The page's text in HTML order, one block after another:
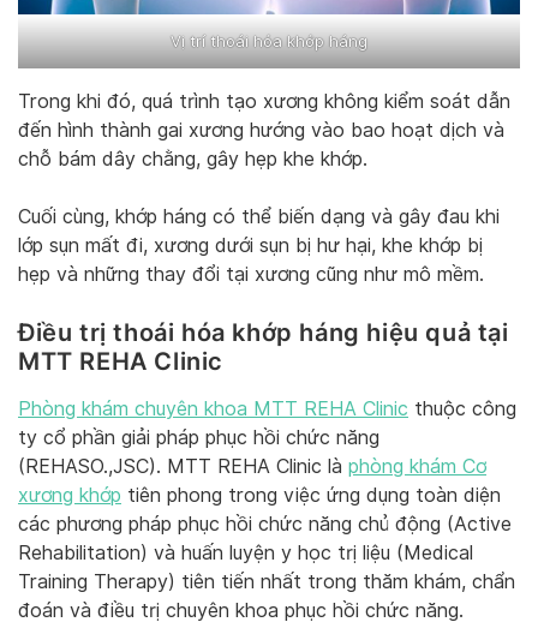
Vị trí thoái hóa khớp háng
Trong khi đó, quá trình tạo xương không kiểm soát dẫn
đến hình thành gai xương hướng vào bao hoạt dịch và
chỗ bám dây chằng, gây hẹp khe khớp.
Cuối cùng, khớp háng có thể biến dạng và gây đau khi
lớp sụn mất đi, xương dưới sụn bị hư hại, khe khớp bị
hẹp và những thay đổi tại xương cũng như mô mềm.
Điều trị thoái hóa khớp háng hiệu quả tại
MTT REHA Clinic
Phòng khám chuyên khoa MTT REHA Clinic thuộc công
ty cổ phần giải pháp phục hồi chức năng
(REHASO.,JSC). MTT REHA Clinic là phòng khám Cơ
xương khớp tiên phong trong việc ứng dụng toàn diện
các phương pháp phục hồi chức năng chủ động (Active
Rehabilitation) và huấn luyện y học trị liệu (Medical
Training Therapy) tiên tiến nhất trong thăm khám, chẩn
đoán và điều trị chuyên khoa phục hồi chức năng.